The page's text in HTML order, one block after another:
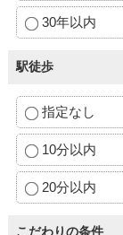
30年以内
駅徒歩
指定なし
10分以内
20分以内
こだわりの条件